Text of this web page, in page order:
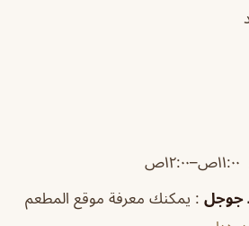
جوجل : يمكنك معرفة موقع المطعم